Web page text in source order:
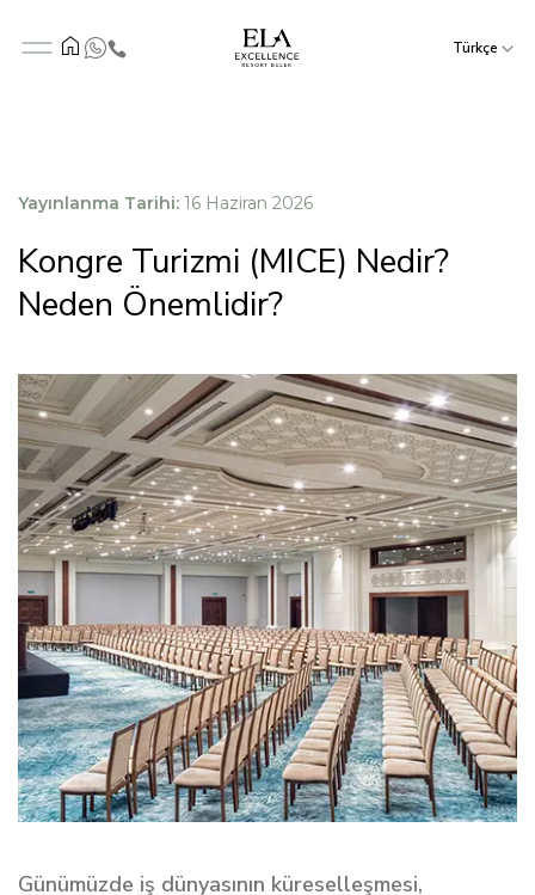
Türkçe
Yayınlanma Tarihi: 16 Haziran 2026
Kongre Turizmi (MICE) Nedir?
Neden Önemlidir?
Günümüzde iş dünyasının küreselleşmesi,